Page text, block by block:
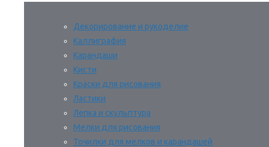
Декорирование и рукоделие
Каллиграфия
Карандаши
Кисти
Краски для рисования
Ластики
Лепка и скульптура
Мелки для рисования
Точилки для мелков и карандашей